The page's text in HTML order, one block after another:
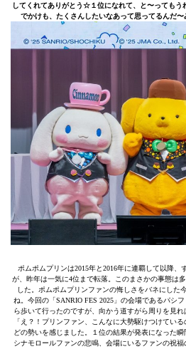
してくれてありがとう☆１位になれて、と〜ってもう
でかけも、たくさんしたいなあって思ってるんだ
ポムポムプリンは2015年と2016年に連覇して以降、
が、昨年は一気に4位まで転落。このまさかの事態は
した。ポムポムプリンファンの悔しさをバネにした
ね。今回の「SANRIO FES 2025」の会場であるパシ
ら歩いて行ったのですが、向かう道すがら周りを見れ
「え？！プリンファン、こんなに大勢駆けつけてい
どの勢いを感じました。１位の結果が発表になった瞬
シナモロールファンの悲鳴、会場にいるファンの祝